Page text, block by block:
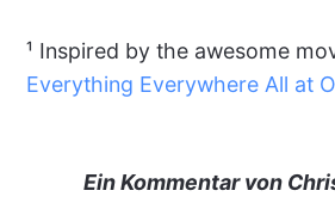
¹ Inspired by the awesome
Everything Everywhere All at
Ein Kommentar von